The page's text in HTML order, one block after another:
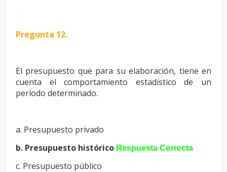
Pregunta 12.
El presupuesto que para su elaboración, tiene en
cuenta elcomportamiento estadístico de un
período determinado.
a. Presupuesto privado
b. Presupuesto histórico Respuesta Correcta
c. Presupuesto público